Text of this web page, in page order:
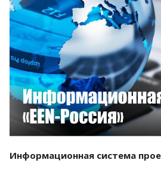
Смотреть проект
Информационная система